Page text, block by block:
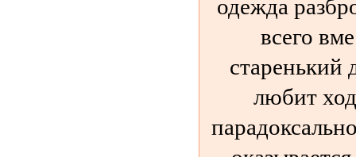
всего
старенький
любит